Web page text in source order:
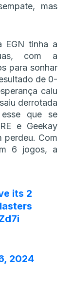
mas
EGN tinha a
com a
para sonhar
de 0-
caiu
derrotada
que se
e Geekay
perdeu. Com
6 jogos, a
its 2
2024